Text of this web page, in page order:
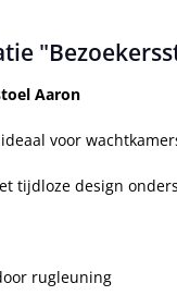
Aaron
voor
tijdloze design
rugleuning